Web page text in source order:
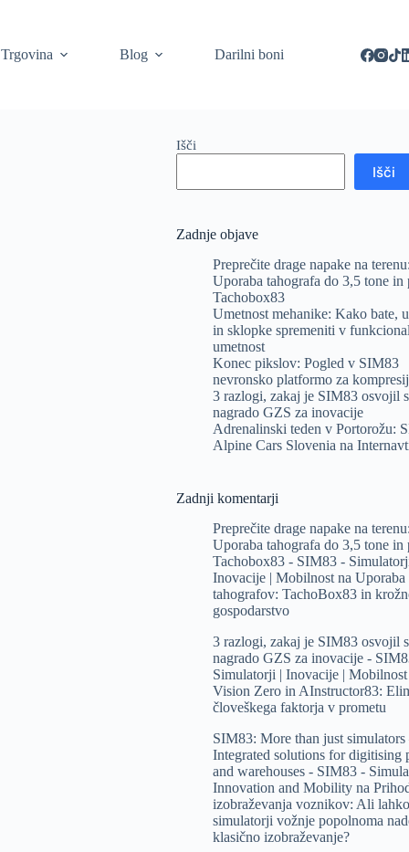
Trgovina Blog Darilni boni
Išči
Išči
Zadnje objave
Preprečite drage napake na terenu:
Uporaba tahografa do 3,5 tone in
Tachobox83
Umetnost mehanike: Kako bate,
in sklopke spremeniti v
umetnost
Konec pikslov: Pogled v SIM83
nevronsko platformo za
3 razlogi, zakaj je SIM83 osvojil
nagrado GZS za inovacije
Adrenalinski teden v Portorožu:
Alpine Cars Slovenia na
Zadnji komentarji
Preprečite drage napake na terenu:
Uporaba tahografa do 3,5 tone in
Tachobox83 - SIM83 -
Inovacije | Mobilnostna Uporaba
tahografov: TachoBox83 in
gospodarstvo
3 razlogi, zakaj je SIM83 osvojil
nagrado GZS za inovacije -
Simulatorji | Inovacije | Mobilnost
Vision Zero in AInstructor83:
človeškega faktorja v prometu
SIM83: More than just simulators
Integrated solutions for digitising
and warehouses - SIM83 -
Innovation and Mobilityna
izobraževanja voznikov: Ali lahko
simulatorji vožnje popolnoma
klasično izobraževanje?